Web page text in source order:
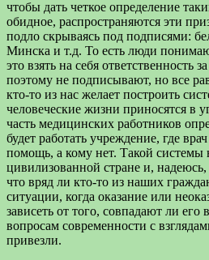
чтобы дать четкое определение
обидное, распространяются эти
подло скрываясь под подписями:
Минска и т.д. То есть люди
это взять на себя ответственность
поэтому не подписывают, но все
кто-то из нас желает построить
человеческие жизни приносятся в
часть медицинских работников
будет работать учреждение, где
помощь, а кому нет. Такой системы
цивилизованной стране и,
что вряд ли кто-то из наших
ситуации, когда оказание или
зависеть от того, совпадают ли его
вопросам современности с
привезли.